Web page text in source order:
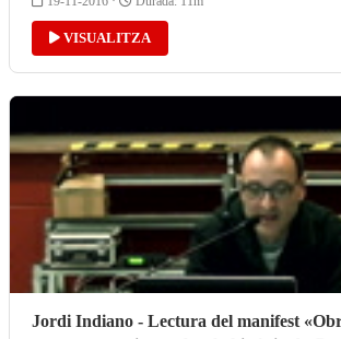
VISUALITZA
Jordi Indiano - Lectura del manifest